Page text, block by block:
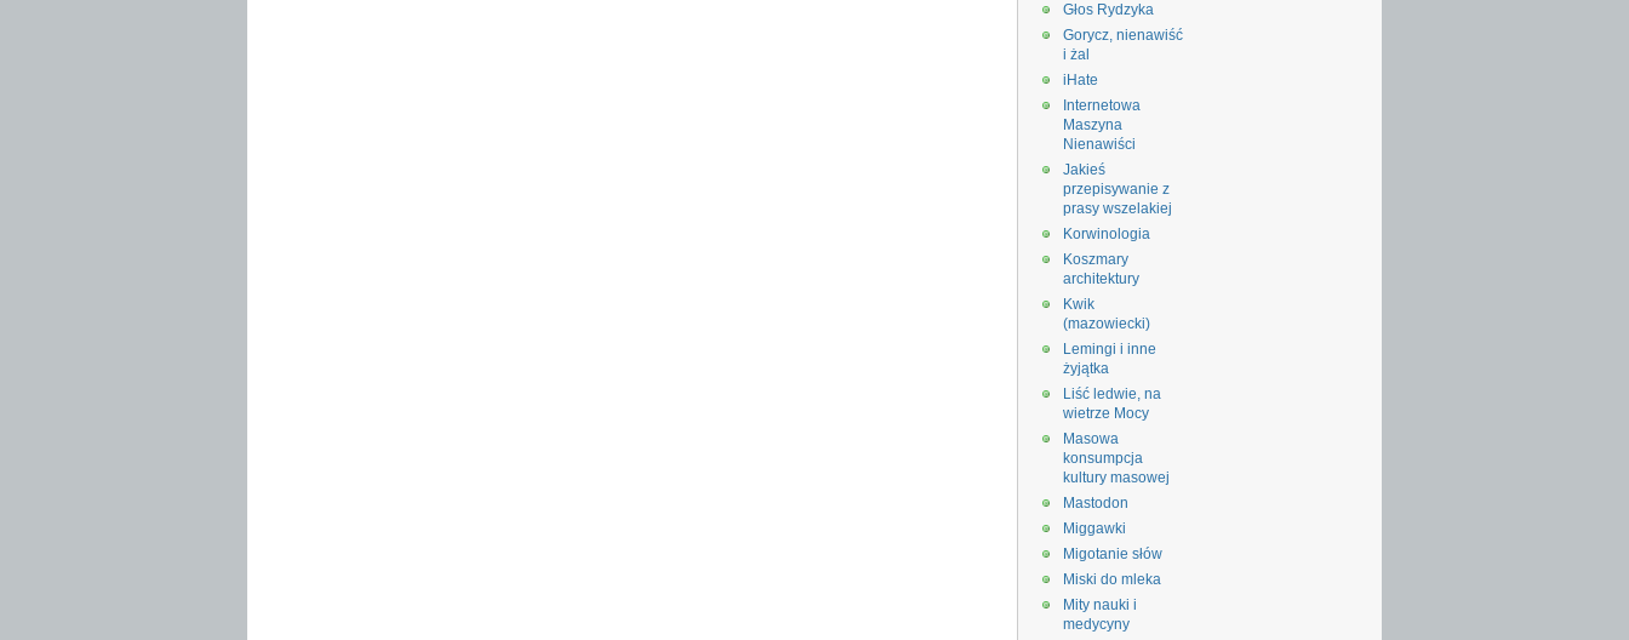
Głos Rydzyka
Gorycz, nienawiść
i żal
iHate
Internetowa
Maszyna
Nienawiści
Jakieś
przepisywanie z
prasy wszelakiej
Korwinologia
Koszmary
architektury
Kwik
(mazowiecki)
Lemingi i inne
żyjątka
Liść ledwie, na
wietrze Mocy
Masowa
konsumpcja
kultury masowej
Mastodon
Miggawki
Migotanie słów
Miski do mleka
Mity nauki i
medycyny